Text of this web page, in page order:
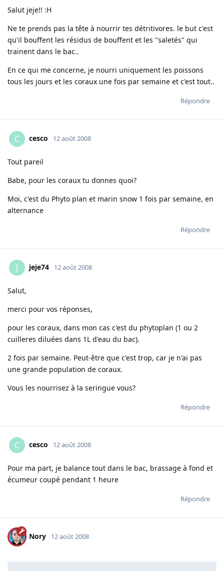
Salut jeje!! :H
Ne te prends pas la tête à nourrir tes détritivores. le but c'est
qu'il bouffent les résidus de bouffent et les "saletés" qui
trainent dans le bac..
En ce qui me concerne, je nourri uniquement les poissons
tous les jours et les coraux une fois par semaine et c'est tout..
Répondre
C cesco 12 août 2008
Tout pareil
Babe, pour les coraux tu donnes quoi?
Moi, c'est du Phyto plan et marin snow 1 fois par semaine, en
alternance
Répondre
J jeje74 12 août 2008
Salut,
merci pour vos réponses,
pour les coraux, dans mon cas c'est du phytoplan (1 ou 2
cuilleres diluées dans 1L d'eau du bac).
2 fois par semaine. Peut-être que c'est trop, car je n'ai pas
une grande population de coraux.
Vous les nourrisez à la seringue vous?
Répondre
C cesco 12 août 2008
Pour ma part, je balance tout dans le bac, brassage à fond et
écumeur coupé pendant 1 heure
Répondre
Nory 12 août 2008